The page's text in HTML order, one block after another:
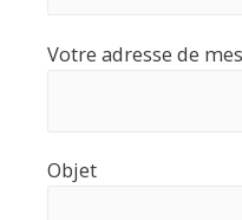
Votre adresse de
Objet